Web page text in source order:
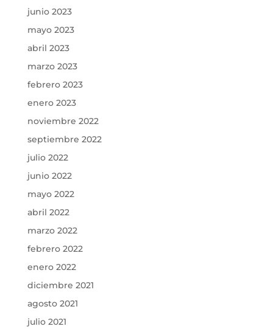
junio 2023
mayo 2023
abril 2023
marzo 2023
febrero 2023
enero 2023
noviembre 2022
septiembre 2022
julio 2022
junio 2022
mayo 2022
abril 2022
marzo 2022
febrero 2022
enero 2022
diciembre 2021
agosto 2021
julio 2021